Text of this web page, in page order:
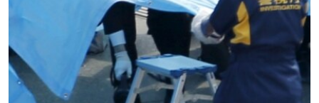
ເອເຊຍ
ອິດສະຫຼະພາບດ້ານການຂ່າວ
ຊີວິດຊາວລາວ
ຊຸມຊົນຊາວລາວ